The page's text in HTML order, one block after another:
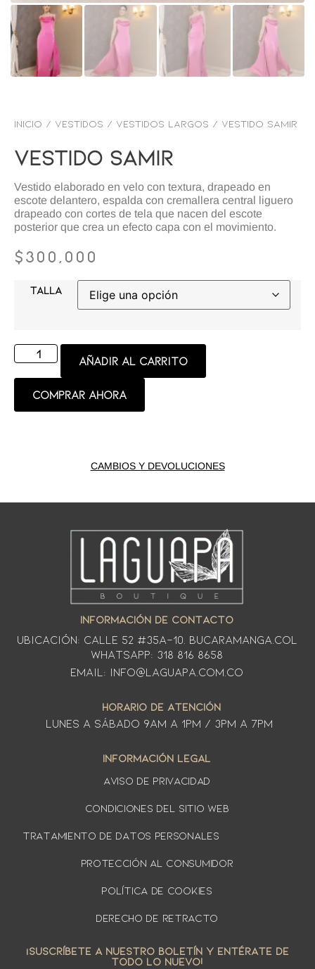
Inicio / VESTIDOS / Vestidos Largos / Vestido samir
Vestido Samir
Vestido elaborado en velo con textura, drapeado en
escote delantero, espalda con cremallera central liguero
drapeado con cortes de tela que nacen del escote
posterior que crea un efecto capa con el movimiento.
$300,000
TALLA
Añadir al carrito
Comprar ahora
CAMBIOS Y DEVOLUCIONES
INFORMACIÓN DE CONTACTO
Ubicación: CALLE 52 #35A-10. Bucaramanga.Col
WhatsApp: 318 816 8658
Email: info@laguapa.com.co
HORARIO DE ATENCIÓN
LUNES A SÁbado 9am a 1pm / 3pm a 7pm
¡SUSCRÍBETE A NUESTRO BOLETÍN Y ENTÉRATE DE
TODO LO NUEVO!
INFORMACIÓN LEGAL
AVISO DE PRIVACIDAD
Condiciones del sitio web
TRATAMIENTO DE DATOS PERSONALES
PROTECCIÓN AL CONSUMIDOR
Política de cookies
DERECHO DE RETRACTO